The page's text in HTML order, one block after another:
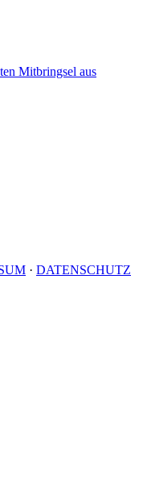
Mitbringsel aus
· DATENSCHUTZ